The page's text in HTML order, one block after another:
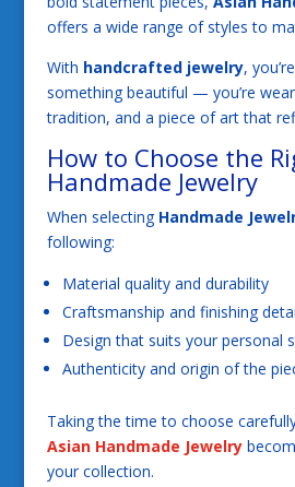
offers a wide range of styles to
With handcrafted jewelry,
something beautiful — you’re
tradition, and a piece of art that
How to Choose the
Handmade Jewelry
When selecting Handmade
following:
Material quality and durability
Craftsmanship and finishing
Design that suits your personal
Authenticity and origin of the
Taking the time to choose
Asian Handmade Jewelry
your collection.